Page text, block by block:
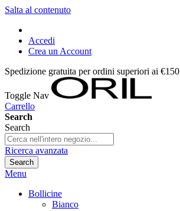
Salta al contenuto
Accedi
Crea un Account
Spedizione gratuita per ordini superiori ai €150
Toggle Nav
Carrello
Search
Search
Ricerca avanzata
Search
Menu
Bollicine
Bianco